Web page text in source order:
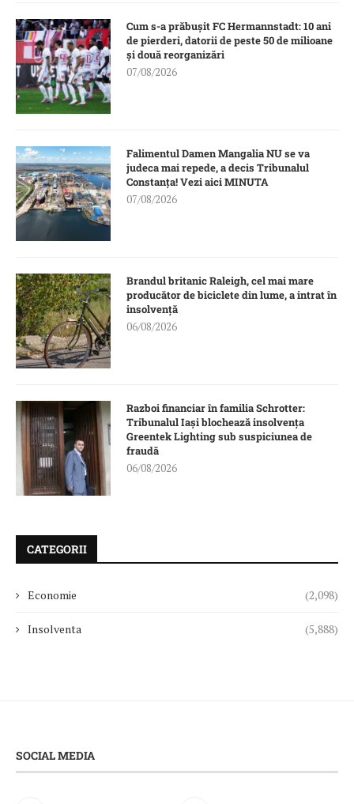
Cum s-a prăbușit FC Hermannstadt: 10 ani
de pierderi, datorii de peste 50 de milioane
și două reorganizări
07/08/2026
Falimentul Damen Mangalia NU se va
judeca mai repede, a decis Tribunalul
Constanța! Vezi aici MINUTA
07/08/2026
Brandul britanic Raleigh, cel mai mare
producător de biciclete din lume, a intrat în
insolvență
06/08/2026
Razboi financiar în familia Schrotter:
Tribunalul Iași blochează insolvența
Greentek Lighting sub suspiciunea de
fraudă
06/08/2026
CATEGORII
Economie (2,098)
Insolventa (5,888)
SOCIAL MEDIA